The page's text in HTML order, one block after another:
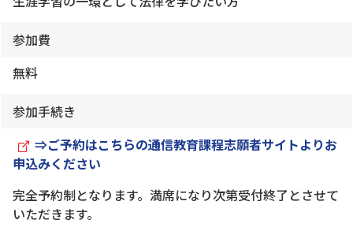
参加費
無料
参加手続き
⇒ご予約はこちらの通信教育課程志願者サイトよりお
申込みください
完全予約制となります。満席になり次第受付終了とさせて
いただきます。